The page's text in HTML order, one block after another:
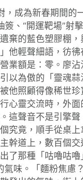
成為新春期間的
、“開運靶場”射
棄的藍色塑膠棚
他輕聲細語，彷
業額是：零。廖
以為傲的「靈魂
他照顧得像稀世
心靈交流時，外
聲音不是引擎聲
究竟，順手從桌
幹道上，數百個
了那種「咕嚕咕
氣味。「麵粉焦慮